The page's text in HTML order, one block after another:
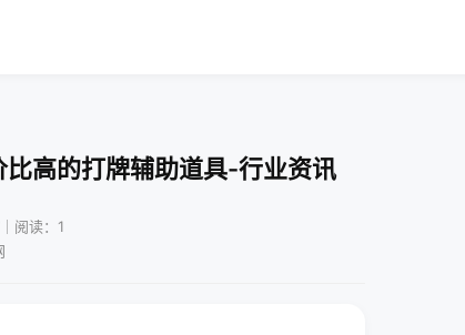
高的打牌辅助道具-行业资讯
阅读：1